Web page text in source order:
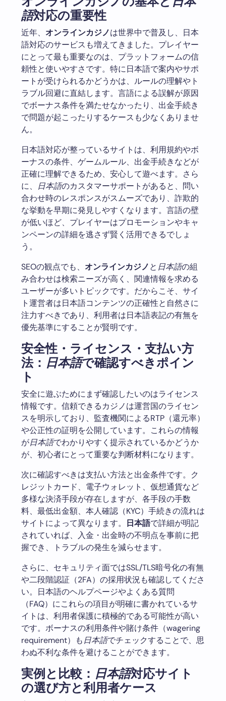
語対応の重要性
近年、 オンラインカジノは世界中で普及し、日本
語対応のサービスも増えてきました。プレイヤー
にとって最も重要なのは、プラットフォームの信
頼性と使いやすさです。特に日本語で案内やサポ
ートが受けられるかどうかは、ルールの理解やト
ラブル回避に直結します。言語による誤解が原因
でボーナス条件を満たせなかったり、出金手続き
で問題が起こったりするケースも少なくありませ
ん。
日本語対応が整っているサイトは、利用規約やボ
ーナスの条件、ゲームルール、出金手続きなどが
正確に理解できるため、安心して遊べます。さら
に、 日本語のカスタマーサポートがあると、問い
合わせ時のレスポンスがスムーズであり、詐欺的
な挙動を早期に発見しやすくなります。言語の壁
が低いほど、プレイヤーはプロモーションやキャ
ンペーンの詳細を逃さず賢く活用できるでしょ
う。
SEOの観点でも、 オンラインカジノと 日本語の組
み合わせは検索ニーズが高く、関連情報を求める
ユーザーが多いトピックです。だからこそ、サイ
ト運営者は日本語コンテンツの正確性と自然さに
注力すべきであり、利用者は日本語表記の有無を
優先基準にすることが賢明です。
安全性・ライセンス・支払い方
法： 日本語で確認すべきポイン
ト
安全に遊ぶためにまず確認したいのはライセンス
情報です。信頼できるカジノは運営国のライセン
スを明示しており、監査機関によるRTP（還元率）
や公正性の証明を公開しています。これらの情報
が日本語でわかりやすく提示されているかどうか
が、初心者にとって重要な判断材料になります。
次に確認すべきは支払い方法と出金条件です。ク
レジットカード、電子ウォレット、仮想通貨など
多様な決済手段が存在しますが、各手段の手数
料、最低出金額、本人確認（KYC）手続きの流れは
サイトによって異なります。
日本語で詳細が明記
されていれば、入金・出金時の不明点を事前に把
握でき、トラブルの発生を減らせます。
さらに、セキュリティ面ではSSL/TLS暗号化の有無
や二段階認証（2FA）の採用状況も確認してくださ
い。日本語のヘルプページやよくある質問
（FAQ）にこれらの項目が明確に書かれているサ
イトは、利用者保護に積極的である可能性が高い
です。ボーナスの利用条件や賭け条件（wagering
requirement）も日本語でチェックすることで、思
わぬ不利な条件を避けることができます。
実例と比較： 日本語対応サイト
の選び方と利用者ケース